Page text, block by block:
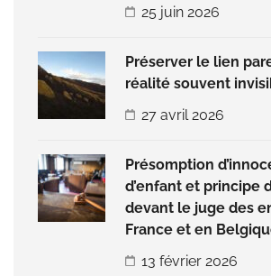
25 juin 2026
Préserver le lien
réalité souvent
27 avril 2026
Présomption
d’enfant et principe
devant le juge des
France et en
13 février 2026